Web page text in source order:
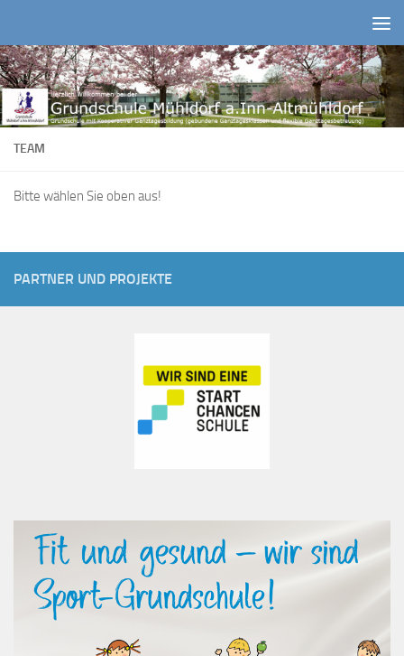
TEAM
Bitte wählen Sie oben aus!
PARTNER UND PROJEKTE